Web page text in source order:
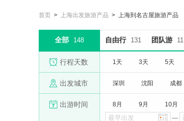
首页 > 上海出发旅游产品 > 上海到名古屋旅游产品
全部 148 自由行 131 团队游 11
行程天数 1天 3天 5天
出发城市 深圳 沈阳 成都
出游时间 8月 9月 10月
—